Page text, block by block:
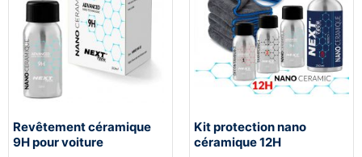
Revêtement céramique
9H pour voiture
Kit protection nano
céramique 12H